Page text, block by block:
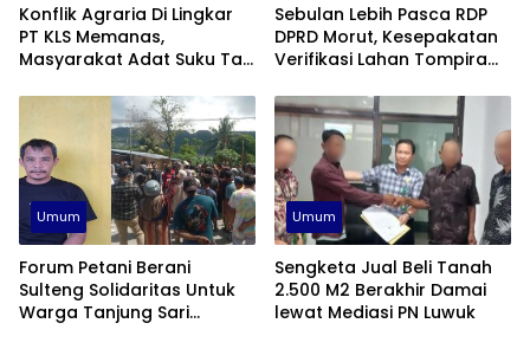
Konflik Agraria Di Lingkar
PT KLS Memanas,
Masyarakat Adat Suku Taa
Sebulan Lebih Pasca RDP
DPRD Morut, Kesepakatan
Verifikasi Lahan Tompira
Umum
Forum Petani Berani
Sulteng Solidaritas Untuk
Warga Tanjung Sari
Umum
Sengketa Jual Beli Tanah
2.500 M2 Berakhir Damai
lewat Mediasi PN Luwuk